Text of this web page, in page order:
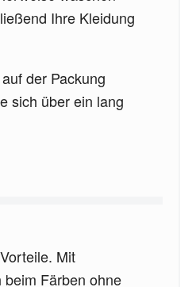
Ihre Kleidung
der Packung
sich über ein lang
Mit
Färben ohne